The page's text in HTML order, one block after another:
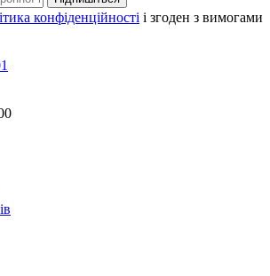
конфіденційності і згоден з вимогами